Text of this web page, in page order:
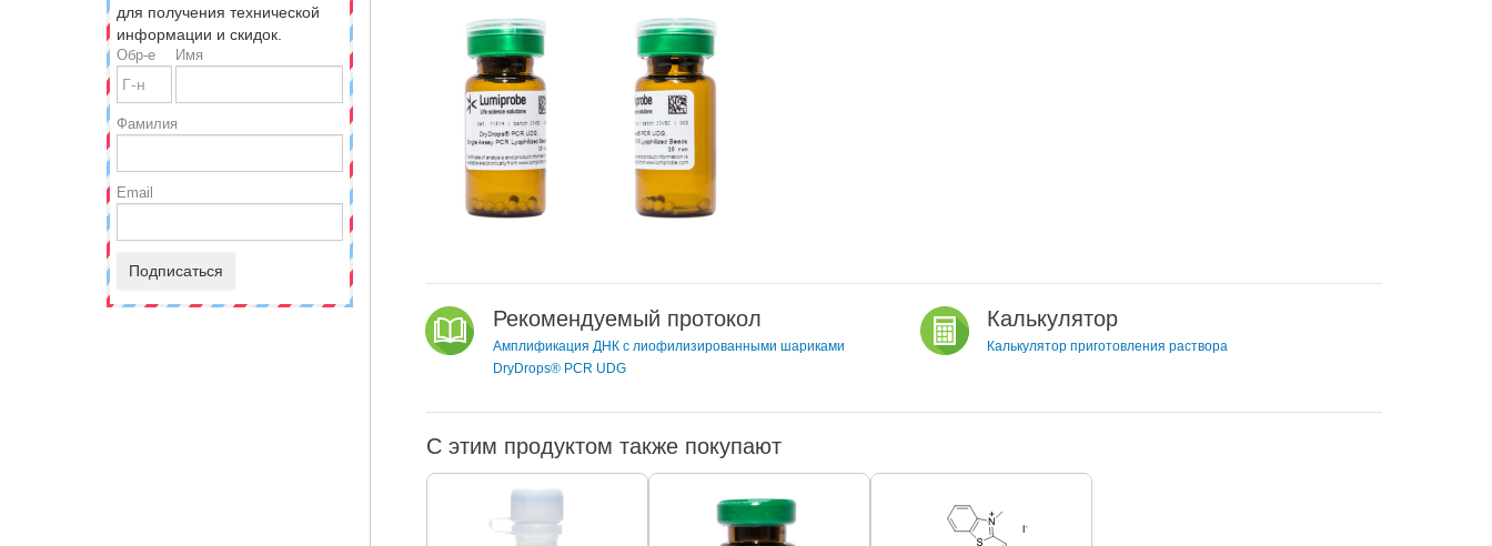
Рекомендуемый протокол
Амплификация ДНК с лиофилизированными шариками
DryDrops® PCR UDG
Калькулятор
Калькулятор приготовления раствора
С этим продуктом также покупают
для получения технической
информации и скидок.
Обр-е Имя
Фамилия
Email
Подписаться